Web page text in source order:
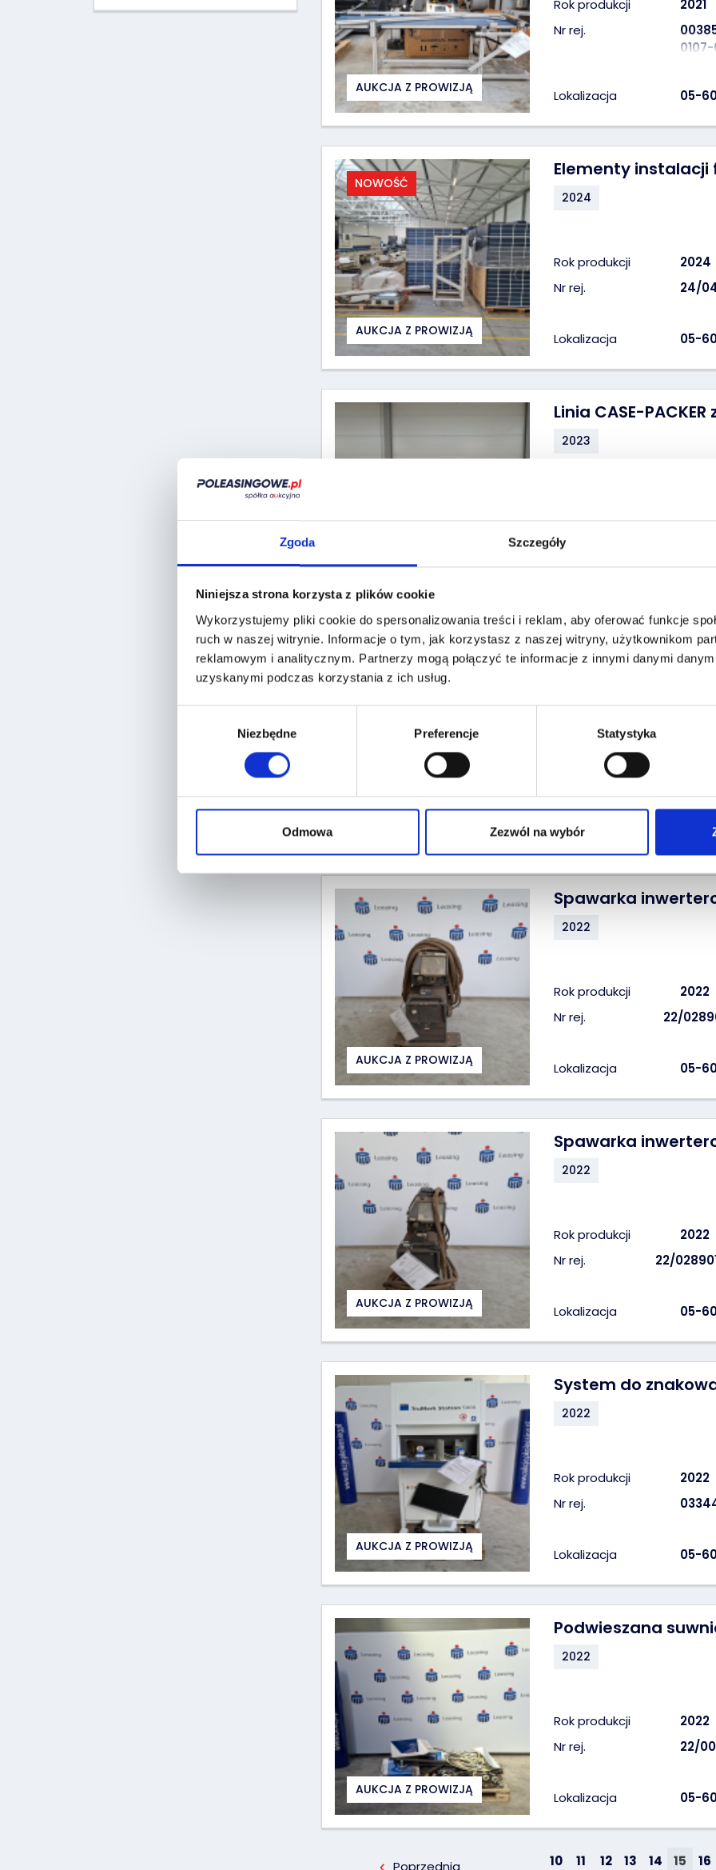
Zgoda Szczegóły
Niniejsza strona korzysta z plików cookie
Wykorzystujemy pliki cookie do spersonalizowania treści i reklam, aby oferować funkcje
ruch w naszej witrynie. Informacje o tym, jak korzystasz z naszej witryny, użytkownikom
reklamowym i analitycznym. Partnerzy mogą połączyć te informacje z innymi danymi
uzyskanymi podczas korzystania z ich usług.
Niezbędne Preferencje Statystyka
Odmowa Zezwól na wybór
AUKCJA Z PROWIZJĄ
Rok produkcji
2021
Nr rej.
Lokalizacja 05-
NOWOŚĆ
AUKCJA Z PROWIZJĄ
Elementy instalacji
2024
Rok produkcji
2024
Nr rej.
24/
Lokalizacja 05-
Linia CASE-
2023
AUKCJA Z PROWIZJĄ
Serwoelektryczna
Rok produkcji
Lokalizacja 05-
AUKCJA Z PROWIZJĄ
Spawarka
2022
Rok produkcji
2022
Nr rej.
22/
Lokalizacja 05-
AUKCJA Z PROWIZJĄ
Spawarka
2022
Rok produkcji
2022
Nr rej.
22/
Lokalizacja 05-
AUKCJA Z PROWIZJĄ
System do
2022
Rok produkcji
2022
Nr rej.
Lokalizacja 05-
AUKCJA Z PROWIZJĄ
Podwieszana
2022
Rok produkcji
2022
Nr rej.
22/
Lokalizacja 05-
Poprzednia 10 11 12 13 14 15 16